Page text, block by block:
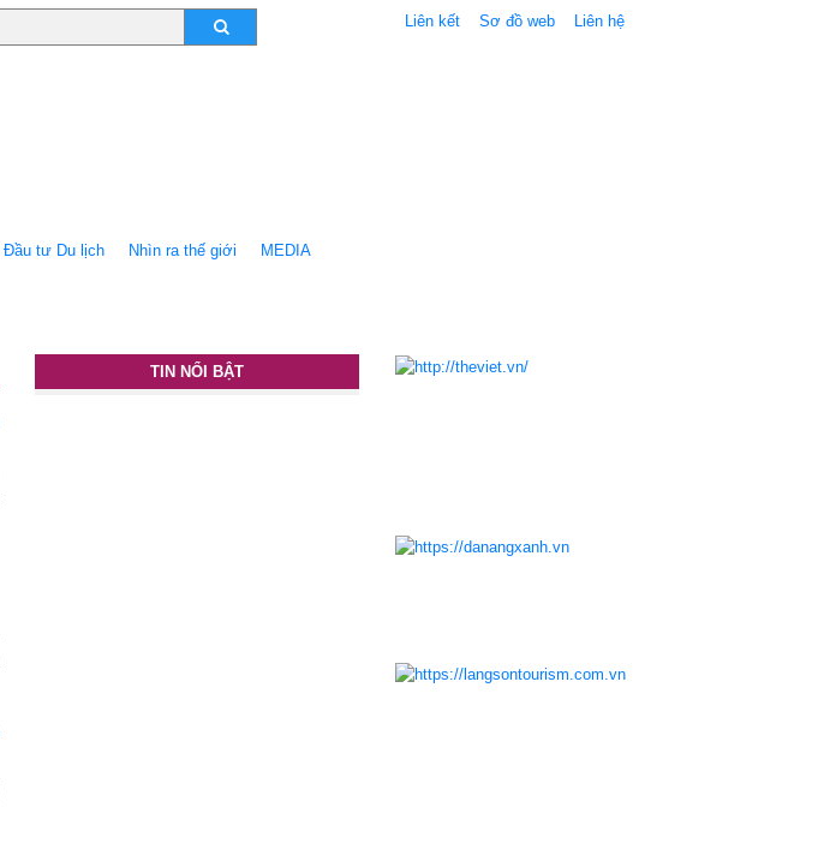
Liên kết Sơ đồ web Liên hệ
Ðầu tư Du lịch Nhìn ra thế giới MEDIA
TIN NỔI BẬT